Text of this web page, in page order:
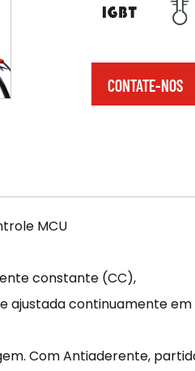
CONTATE-NOS
MCU
constante (CC),
ajustada continuamente em
Com Antiaderente,